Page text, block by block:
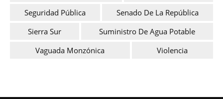
Seguridad Pública
Senado De La República
Sierra Sur
Suministro De Agua Potable
Vaguada Monzónica
Violencia